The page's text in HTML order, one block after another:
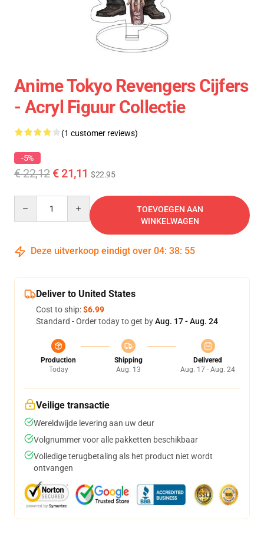
Anime Tokyo Revengers Cijfers
- Acryl Figuur Collectie
(1 customer reviews)
-5%
€ 22,12 € 21,11 $22.95
TOEVOEGEN AAN
WINKELWAGEN
Deze uitverkoop eindigt over 04: 38: 55
Deliver to United States
Cost to ship:$6.99
Standard - Order today to get byAug. 17 - Aug. 24
Production
Today
Shipping
Aug. 13
Delivered
Aug. 17 - Aug. 24
Veilige transactie
Wereldwijde levering aan uw deur
Volgnummer voor alle pakketten beschikbaar
Volledige terugbetaling als het product niet wordt
ontvangen